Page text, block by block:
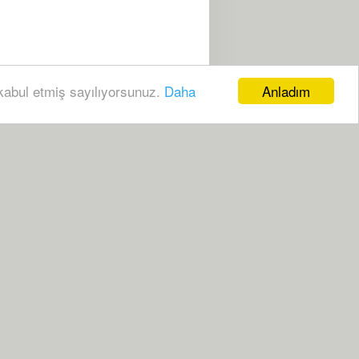
Anladım
etmiş sayılıyorsunuz. Daha